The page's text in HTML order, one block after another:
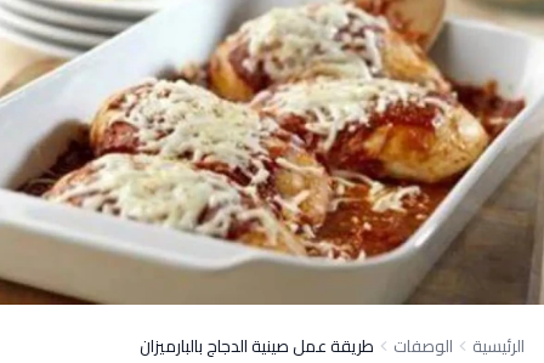
الرئيسية الوصفات طريقة عمل صينية الدجاج بالبارميزان